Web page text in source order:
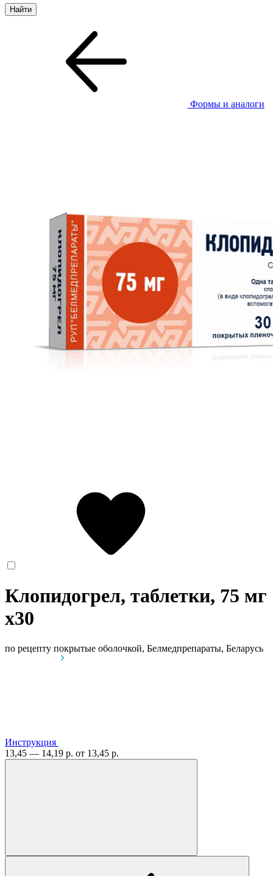
Формы и аналоги
Клопидогрел, таблетки, 75 мг
x30
по рецепту покрытые оболочкой, Белмедпрепараты, Беларусь
Инструкция
13,45 — 14,19 р. от 13,45 р.